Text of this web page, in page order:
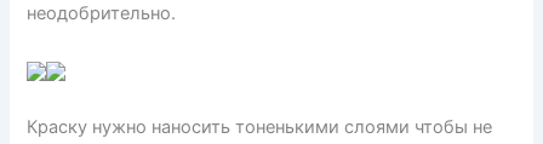
неодобрительно.
Краску нужно наносить тоненькими слоями чтобы не